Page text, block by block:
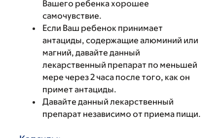
Вашего ребенка хорошее
самочувствие.
Если Ваш ребенок принимает
антациды, содержащие алюминий или
магний, давайте данный
лекарственный препарат по меньшей
мере через 2 часа после того, как он
примет антациды.
Давайте данный лекарственный
препарат независимо от приема пищи.